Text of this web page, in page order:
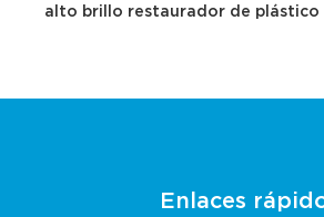
alto brillo restaurador de plástico
Enlaces